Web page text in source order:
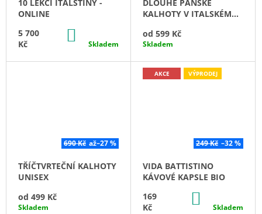
10 LEKCÍ ITALŠTINY -
ONLINE
5 700
Kč
KOŠÍKU
Skladem
DLOUHÉ PÁNSKÉ
KALHOTY V ITALSKÉM
od 599 Kč
Skladem
690 Kč až–27 %
TŘÍČTVRTEČNÍ KALHOTY
UNISEX
od 499 Kč
Skladem
249 Kč –32 %
AKCE VÝPRODEJ
VIDA BATTISTINO
KÁVOVÉ KAPSLE BIO
169
Kč
KOŠÍKU
Skladem